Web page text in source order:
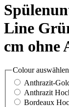
Line
cm
Colourauswählen
Anthrazit-
Anthrazit
Bordeaux